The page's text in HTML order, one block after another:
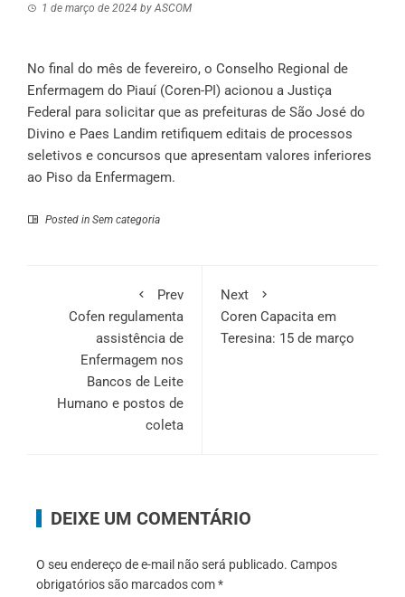
1 de março de 2024 byASCOM
No final do mês de fevereiro, o Conselho Regional de
Enfermagem do Piauí (Coren-PI) acionou a Justiça
Federal para solicitar que as prefeituras de São José do
Divino e Paes Landim retifiquem editais de processos
seletivos e concursos que apresentam valores inferiores
ao Piso da Enfermagem.
Posted in Sem categoria
Prev
Cofen regulamenta
assistência de
Enfermagem nos
Bancos de Leite
Humano e postos de
coleta
Next
Coren Capacita em
Teresina: 15 de março
DEIXE UM COMENTÁRIO
O seu endereço de e-mail não será publicado. Campos
obrigatórios são marcados com*